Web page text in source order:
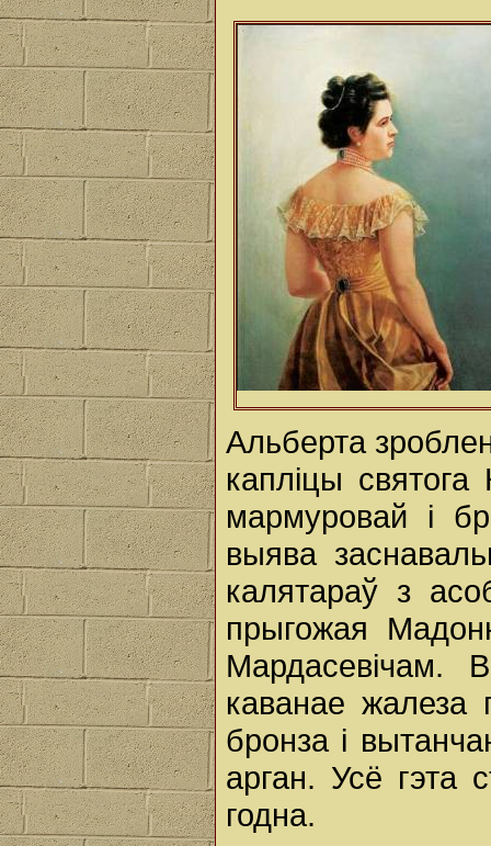
Альберта
капліцы
мармуровай і
выява
калятараў з
прыгожая
Мардасевічам.
каванае жалеза
бронза і
арган. Усё гэта
годна.